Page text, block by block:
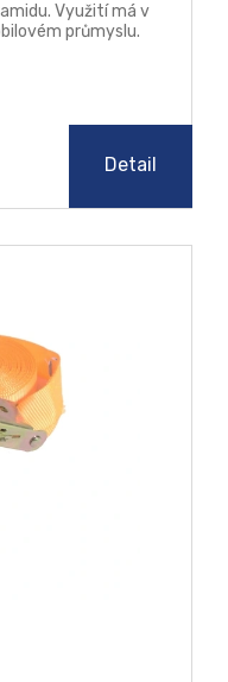
Využití má v
průmyslu.
Detail